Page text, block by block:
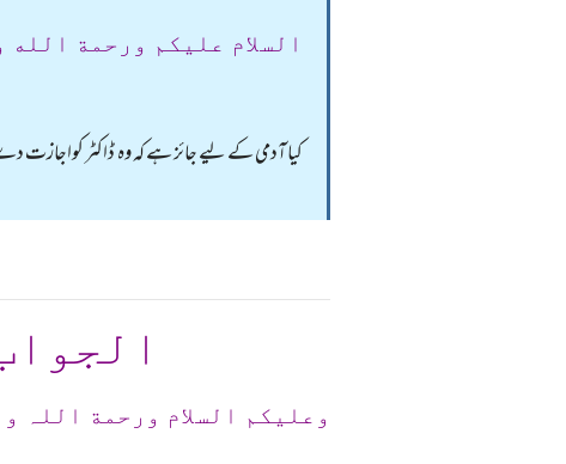
السلام عليكم ورحمة الله
کیا آدمی کے لیے جائز ہے کہ وہ ڈاکٹر کواجازت
وعلیکم السلام ورحمة اللہ